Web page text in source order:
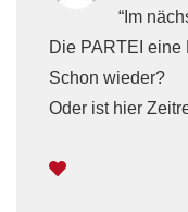
“Im
Die PARTEI
Schon wieder?
Oder ist hier